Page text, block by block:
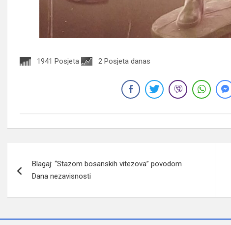
1941 Posjeta 2 Posjeta danas
članaka
Blagaj: “Stazom bosanskih vitezova” povodom
Dana nezavisnosti